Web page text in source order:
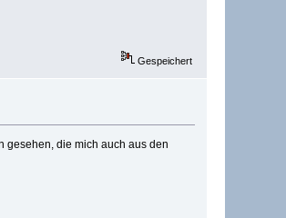
Gespeichert
gesehen, die mich auch aus den